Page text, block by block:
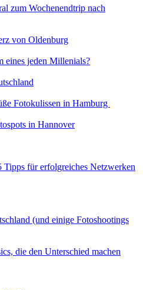
zum Wochenendtrip nach
von Oldenburg
eines jeden Millenials?
Fotokulissen in Hamburg
in Hannover
Tipps für erfolgreiches Netzwerken
(und einige Fotoshootings
die den Unterschied machen